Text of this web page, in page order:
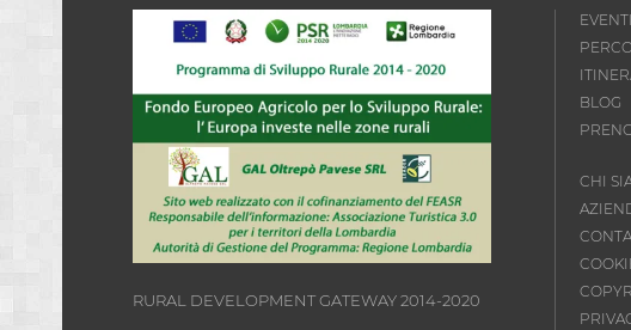
RURAL DEVELOPMENT GATEWAY 2014-2020
BLOG
CHI